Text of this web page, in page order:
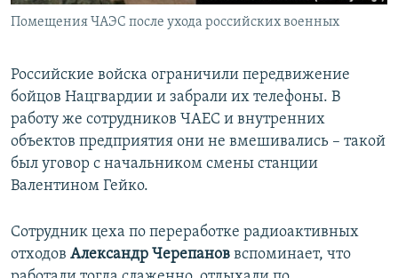
Помещения ЧАЭС после ухода российских военных
Российские войска ограничили передвижение
бойцов Нацгвардии и забрали их телефоны. В
работу же сотрудников ЧАЕС и внутренних
объектов предприятия они не вмешивались – такой
был уговор с начальником смены станции
Валентином Гейко.
Сотрудник цеха по переработке радиоактивных
отходов Александр Черепанов вспоминает, что